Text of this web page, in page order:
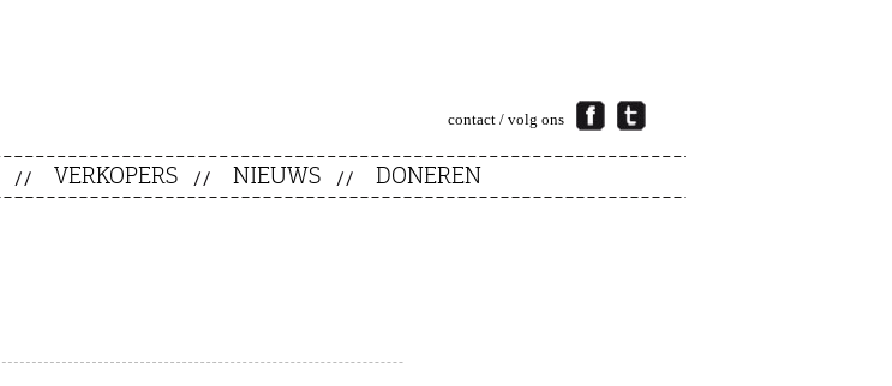
contact / volg ons
VERKOPERS NIEUWS DONEREN